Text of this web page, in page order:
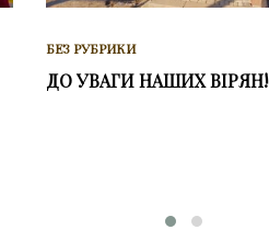
БЕЗ РУБРИКИ
ДО УВАГИ НАШИХ ВІРЯН!